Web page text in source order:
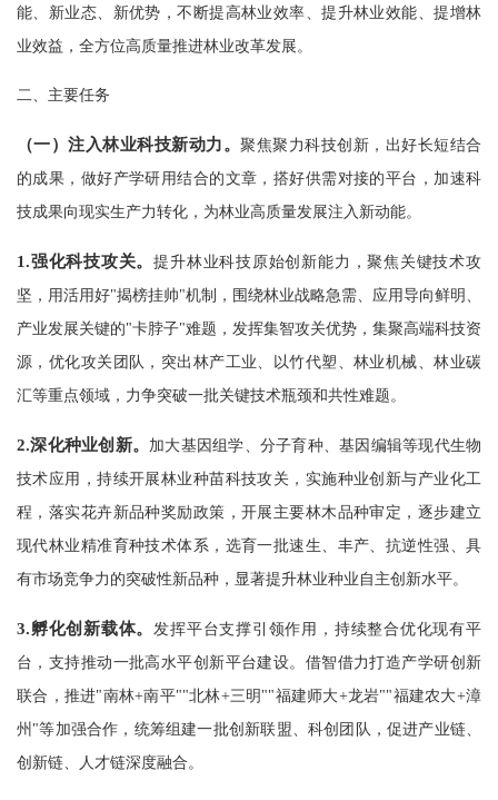
能、新业态、新优势，不断提高林业效率、提升林业效能、提增林
业效益，全方位高质量推进林业改革发展。
二、主要任务
（一）注入林业科技新动力。聚焦聚力科技创新，出好长短结合
的成果，做好产学研用结合的文章，搭好供需对接的平台，加速科
技成果向现实生产力转化，为林业高质量发展注入新动能。
1.强化科技攻关。提升林业科技原始创新能力，聚焦关键技术攻
坚，用活用好"揭榜挂帅"机制，围绕林业战略急需、应用导向鲜明、
产业发展关键的"卡脖子"难题，发挥集智攻关优势，集聚高端科技资
源，优化攻关团队，突出林产工业、以竹代塑、林业机械、林业碳
汇等重点领域，力争突破一批关键技术瓶颈和共性难题。
2.深化种业创新。
加大基因组学、分子育种、基因编辑等现代生物
技术应用，持续开展林业种苗科技攻关，实施种业创新与产业化工
程，落实花卉新品种奖励政策，开展主要林木品种审定，逐步建立
现代林业精准育种技术体系，选育一批速生、丰产、抗逆性强、具
有市场竞争力的突破性新品种，显著提升林业种业自主创新水平。
3.孵化创新载体。
发挥平台支撑引领作用，持续整合优化现有平
台，支持推动一批高水平创新平台建设。借智借力打造产学研创新
联合，推进"南林+南平""北林+三明""福建师大+龙岩""福建农大+漳
州"等加强合作，统筹组建一批创新联盟、科创团队，促进产业链、
创新链、人才链深度融合。